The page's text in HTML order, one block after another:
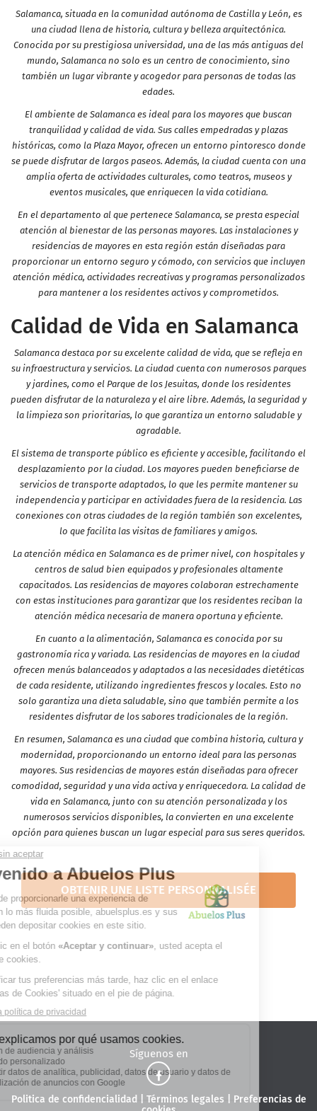
Salamanca, situada en la comunidad autónoma de Castilla y León, es
una ciudad llena de historia, cultura y belleza arquitectónica.
Conocida por su prestigiosa universidad, una de las más antiguas del
mundo, Salamanca no solo es un centro de conocimiento, sino
también un lugar vibrante y acogedor para personas de todas las
edades.
El ambiente de Salamanca es ideal para los mayores que buscan
tranquilidad y calidad de vida. Sus calles empedradas y plazas
históricas, como la Plaza Mayor, ofrecen un entorno pintoresco donde
se puede disfrutar de largos paseos. Además, la ciudad cuenta con una
amplia oferta de actividades culturales, como teatros, museos y
eventos musicales, que enriquecen la vida cotidiana.
En el departamento al que pertenece Salamanca, se presta especial
atención al bienestar de las personas mayores. Las instalaciones y
residencias de mayores en esta región están diseñadas para
proporcionar un entorno seguro y cómodo, con servicios que incluyen
atención médica, actividades recreativas y programas personalizados
para mantener a los residentes activos y comprometidos.
Calidad de Vida en Salamanca
Salamanca destaca por su excelente calidad de vida, que se refleja en
su infraestructura y servicios. La ciudad cuenta con numerosos parques
y jardines, como el Parque de los Jesuitas, donde los residentes
pueden disfrutar de la naturaleza y el aire libre. Además, la seguridad y
la limpieza son prioritarias, lo que garantiza un entorno saludable y
agradable.
El sistema de transporte público es eficiente y accesible, facilitando el
desplazamiento por la ciudad. Los mayores pueden beneficiarse de
servicios de transporte adaptados, lo que les permite mantener su
independencia y participar en actividades fuera de la residencia. Las
conexiones con otras ciudades de la región también son excelentes,
lo que facilita las visitas de familiares y amigos.
La atención médica en Salamanca es de primer nivel, con hospitales y
centros de salud bien equipados y profesionales altamente
capacitados. Las residencias de mayores colaboran estrechamente
con estas instituciones para garantizar que los residentes reciban la
atención médica necesaria de manera oportuna y eficiente.
En cuanto a la alimentación, Salamanca es conocida por su
gastronomía rica y variada. Las residencias de mayores en la ciudad
ofrecen menús balanceados y adaptados a las necesidades dietéticas
de cada residente, utilizando ingredientes frescos y locales. Esto no
solo garantiza una dieta saludable, sino que también permite a los
residentes disfrutar de los sabores tradicionales de la región.
En resumen, Salamanca es una ciudad que combina historia, cultura y
modernidad, proporcionando un entorno ideal para las personas
mayores. Sus residencias de mayores están diseñadas para ofrecer
comodidad, seguridad y una vida activa y enriquecedora. La calidad de
vida en Salamanca, junto con su atención personalizada y los
numerosos servicios disponibles, la convierten en una excelente
opción para quienes buscan un lugar especial para sus seres queridos.
OBTENIR UNE LISTE PERSONNALISÉE
Síguenos en
Politica de confidencialidad Términos legales
Preferencias de